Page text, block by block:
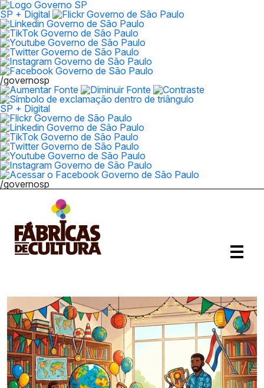
SP + Digital
/governosp
SP + Digital
/governosp